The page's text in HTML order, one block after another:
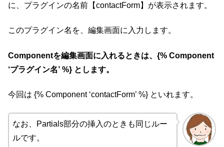
に、プラグインの名前【contactForm】が表示されます。
このプラグイン名を、編集画面に入力します。
Componentを編集画面に入れるときは、 {% Component
‘プラグイン名’ %} とします。
今回は {% Component ‘contactForm’ %} といれます。
なお、Partials部分の挿入のときも同じルー
ルです。